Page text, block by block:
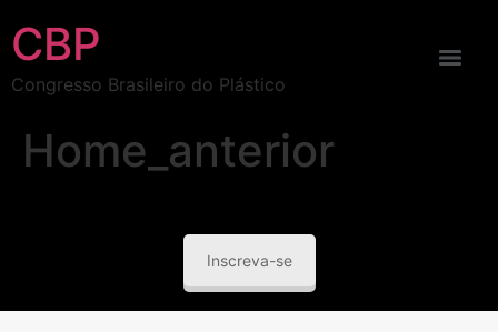
CBP
Congresso Brasileiro do Plástico
Home_anterior
Inscreva-se